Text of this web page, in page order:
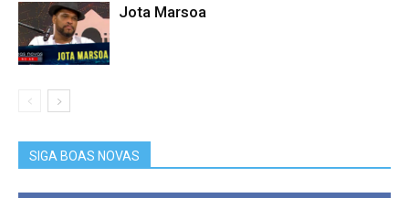
Jota Marsoa
SIGA BOAS NOVAS